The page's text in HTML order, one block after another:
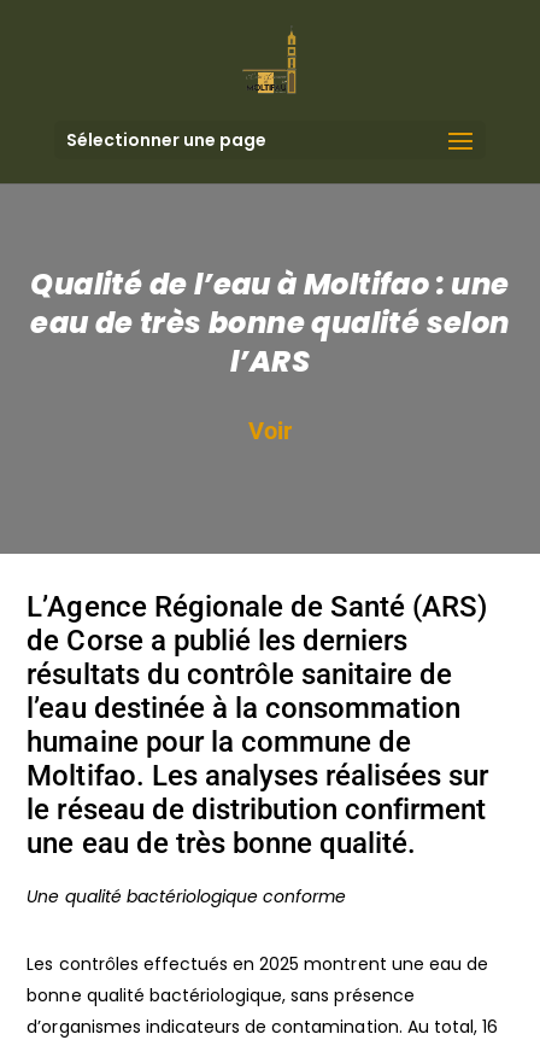
Sélectionner une page
Qualité de l’eau à Moltifao : une
eau de très bonne qualité selon
l’ARS
Voir
L’Agence Régionale de Santé (ARS)
de Corse a publié les derniers
résultats du contrôle sanitaire de
l’eau destinée à la consommation
humaine pour la commune de
Moltifao. Les analyses réalisées sur
le réseau de distribution confirment
une eau de très bonne qualité.
Une qualité bactériologique conforme
Les contrôles effectués en 2025 montrent une eau de
bonne qualité bactériologique, sans présence
d’organismes indicateurs de contamination. Au total, 16